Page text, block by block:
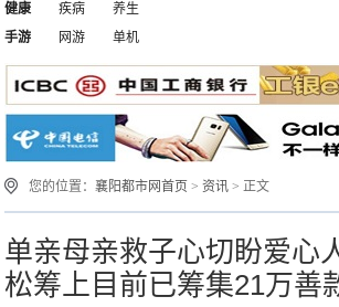
健康
疾病
养生
手游
网游 单机
您的位置：襄阳都市网首页 >资讯 > 正文
单亲母亲救子心切盼爱心
松筹上目前已筹集21万善